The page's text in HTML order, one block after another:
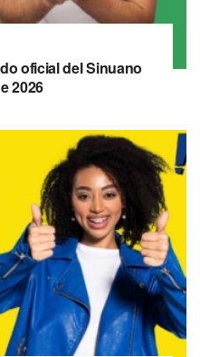
oficial del Sinuano
2026